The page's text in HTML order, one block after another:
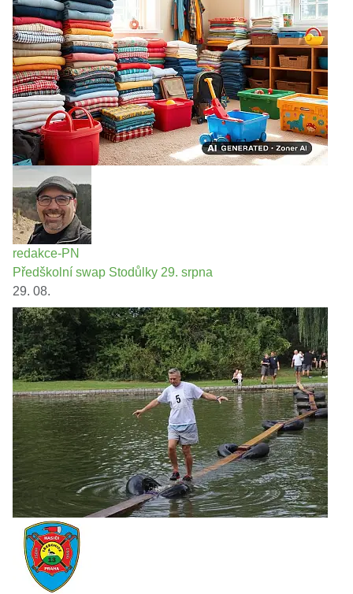
redakce-PN
Předškolní swap Stodůlky 29. srpna
29. 08.